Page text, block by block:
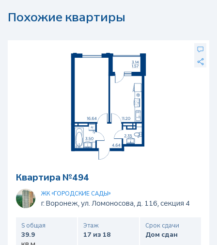
Похожие квартиры
Квартира №494
ЖК «ГОРОДСКИЕ САДЫ»
г. Воронеж, ул. Ломоносова, д. 116, секция 4
S общая
39.9
Этаж
17 из 18
Срок сдачи
Дом сдан